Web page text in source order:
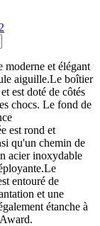
et élégant
aiguille.Le boîtier
est doté de côtés
chocs. Le fond de
est rond et
qu'un chemin de
acier inoxydable
entouré de
et une
étanche à